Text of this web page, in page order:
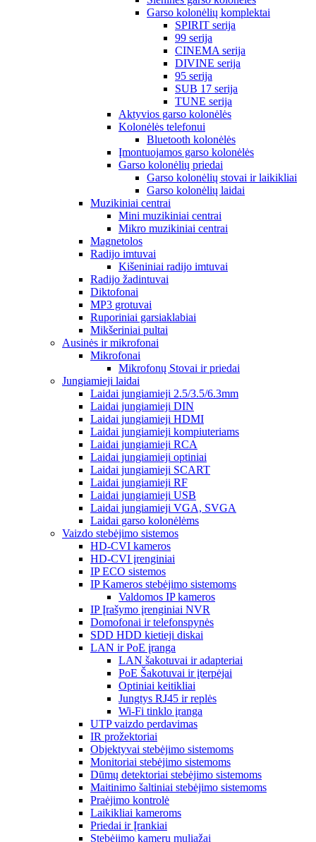
Garso kolonėlių komplektai
SPIRIT serija
99 serija
CINEMA serija
DIVINE serija
95 serija
SUB 17 serija
TUNE serija
Aktyvios garso kolonėlės
Kolonėlės telefonui
Bluetooth kolonėlės
Įmontuojamos garso kolonėlės
Garso kolonėlių priedai
Garso kolonėlių stovai ir laikikliai
Garso kolonėlių laidai
Muzikiniai centrai
Mini muzikiniai centrai
Mikro muzikiniai centrai
Magnetolos
Radijo imtuvai
Kišeniniai radijo imtuvai
Radijo žadintuvai
Diktofonai
MP3 grotuvai
Ruporiniai garsiaklabiai
Mikšeriniai pultai
Ausinės ir mikrofonai
Mikrofonai
Mikrofonų Stovai ir priedai
Jungiamieji laidai
Laidai jungiamieji 2.5/3.5/6.3mm
Laidai jungiamieji DIN
Laidai jungiamieji HDMI
Laidai jungiamieji kompiuteriams
Laidai jungiamieji RCA
Laidai jungiamieji optiniai
Laidai jungiamieji SCART
Laidai jungiamieji RF
Laidai jungiamieji USB
Laidai jungiamieji VGA, SVGA
Laidai garso kolonėlėms
Vaizdo stebėjimo sistemos
HD-CVI kameros
HD-CVI įrenginiai
IP ECO sistemos
IP Kameros stebėjimo sistemoms
Valdomos IP kameros
IP Įrašymo įrenginiai NVR
Domofonai ir telefonspynės
SDD HDD kietieji diskai
LAN ir PoE įranga
LAN šakotuvai ir adapteriai
PoE Šakotuvai ir įterpėjai
Optiniai keitikliai
Jungtys RJ45 ir replės
Wi-Fi tinklo įranga
UTP vaizdo perdavimas
IR prožektoriai
Objektyvai stebėjimo sistemoms
Monitoriai stebėjimo sistemoms
Dūmų detektoriai stebėjimo sistemoms
Maitinimo šaltiniai stebėjimo sistemoms
Praėjimo kontrolė
Laikikliai kameroms
Priedai ir Įrankiai
Stebėjimo kamerų muliažai